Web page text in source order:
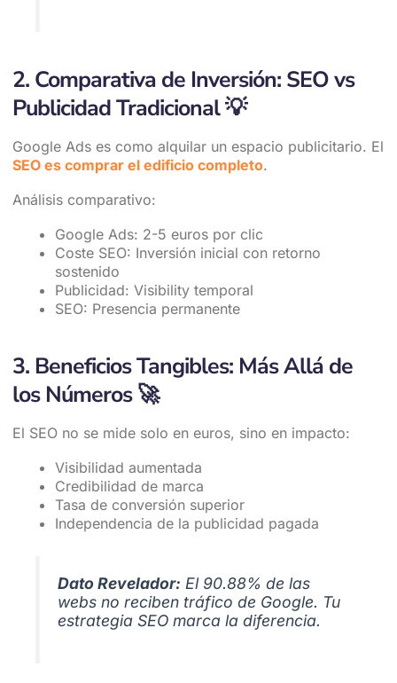
2. Comparativa de Inversión: SEO vs
Publicidad Tradicional💡
Google Ads es como alquilar un espacio publicitario. El
SEO es comprar el edificio completo.
Análisis comparativo:
Google Ads: 2-5 euros por clic
Coste SEO: Inversión inicial con retorno
sostenido
Publicidad: Visibility temporal
SEO: Presencia permanente
3. Beneficios Tangibles: Más Allá de
los Números🚀
El SEO no se mide solo en euros, sino en impacto:
Visibilidad aumentada
Credibilidad de marca
Tasa de conversión superior
Independencia de la publicidad pagada
Dato Revelador: El 90.88% de las
webs no reciben tráfico de Google. Tu
estrategia SEO marca la diferencia.